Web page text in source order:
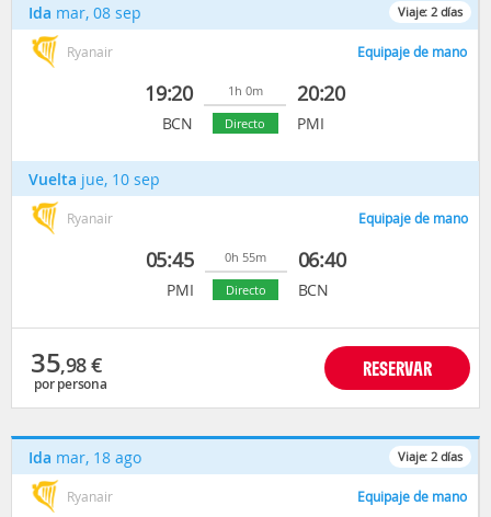
Viaje: 2 días
Ida mar, 08 sep
Ryanair Equipaje de mano
19:20
BCN
1h 0m
Directo
20:20
PMI
Vuelta jue, 10 sep
Ryanair Equipaje de mano
05:45
PMI
0h 55m
Directo
06:40
BCN
35,98€
por persona
RESERVAR
Viaje: 2 días
Ida mar, 18 ago
Ryanair Equipaje de mano